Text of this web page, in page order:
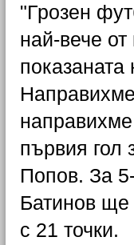
"Грозен
най-вече от
първия гол
Попов. За
Батинов ще
с 21 точки.